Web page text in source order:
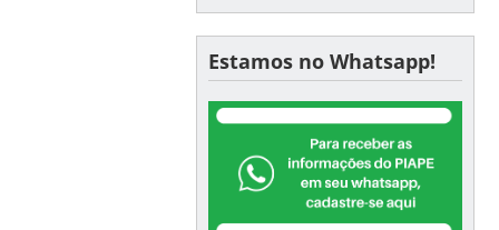
Estamos no Whatsapp!